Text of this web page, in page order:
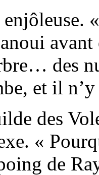
des
et il
des
«
de